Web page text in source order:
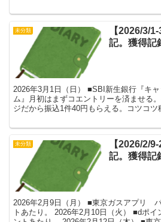
未分類
【2026/3/
記。獲得記
2026年3月1日（日） ■SBI新生銀行『キ
ム』月初はまずコエントリーを済ませる
ジだから振込1件40円もらえる。コツコ
未分類
【2026/2/
記。獲得記
2026年2月9日（月） ■東京ガスアプリ
トあたり。 2026年2月10日（火） ■dポ